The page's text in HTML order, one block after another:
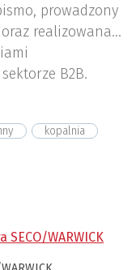
prowadzony
realizowana
B2B.
kopalnia